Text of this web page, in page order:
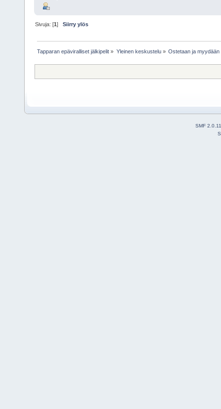
Sivuja: [1]Siirry ylös
Tapparan epäviralliset jälkipelit » Yleinen keskustelu» Ostetaan ja myydään
SMF 2.0.11